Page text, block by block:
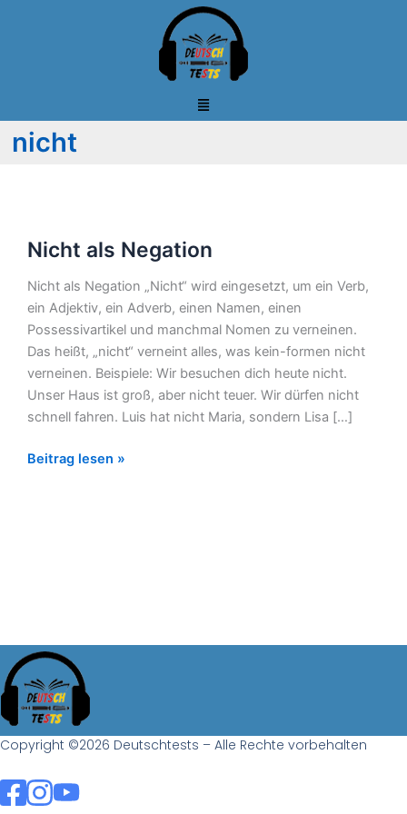
nicht
Nicht als Negation
Nicht als Negation „Nicht“ wird eingesetzt, um ein Verb,
ein Adjektiv, ein Adverb, einen Namen, einen
Possessivartikel und manchmal Nomen zu verneinen.
Das heißt, „nicht“ verneint alles, was kein-formen nicht
verneinen. Beispiele: Wir besuchen dich heute nicht.
Unser Haus ist groß, aber nicht teuer. Wir dürfen nicht
schnell fahren. Luis hat nicht Maria, sondern Lisa […]
als
Beitrag lesen »
Copyright ©2026 Deutschtests – Alle Rechte vorbehalten